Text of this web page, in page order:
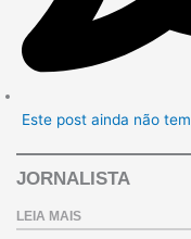
Este post ainda não
JORNALISTA
LEIA MAIS